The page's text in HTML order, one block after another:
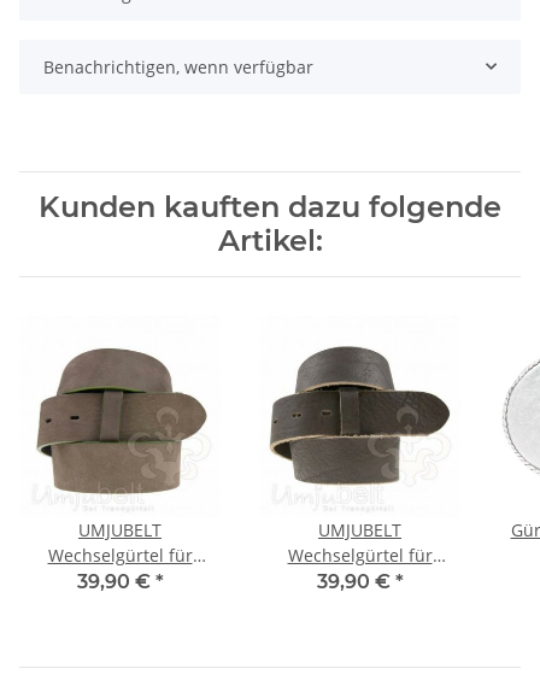
Benachrichtigen, wenn verfügbar
Kunden kauften dazu folgende
Artikel:
UMJUBELT
Wechselgürtel für
Wechselschnalle BRAUN
39,90 € *
UMJUBELT
Wechselgürtel für
Wechselschnalle BRAUN
39,90 € *